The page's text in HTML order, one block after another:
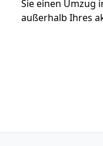
Sie einen Umzug
außerhalb Ihres